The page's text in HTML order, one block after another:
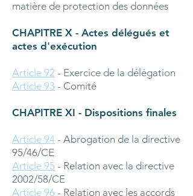
matière de protection des données
CHAPITRE X - Actes délégués et
actes d'exécution
Article 92 - Exercice de la délégation
Article 93 - Comité
CHAPITRE XI - Dispositions finales
Article 94 - Abrogation de la directive
95/46/CE
Article 95 - Relation avec la directive
2002/58/CE
Article 96 - Relation avec les accords